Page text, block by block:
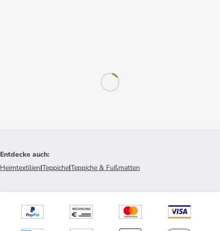
Entdecke auch:
Heimtextilien|Teppiche|Teppiche & Fußmatten